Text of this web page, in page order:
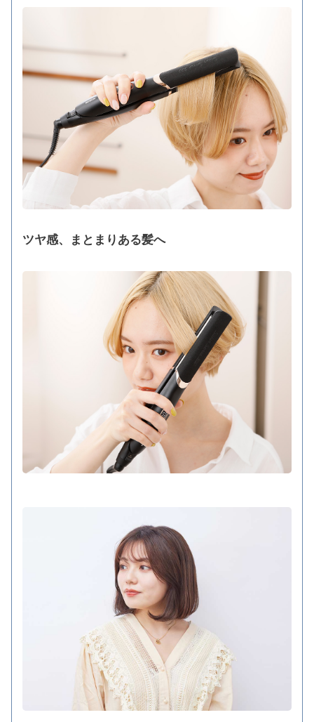
ツヤ感、まとまりある髪へ